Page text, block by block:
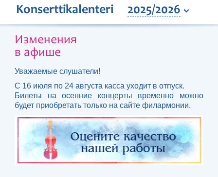
Filharmonia
Konserttikalenteri
Festivaalit
Konserttikalenteri 2025/2026
Изменения
в афише
Уважаемые слушатели!
С 16 июля по 24 августа касса уходит в отпуск.
Билеты на осенние концерты временно можно
будет приобретать только на сайте филармонии.